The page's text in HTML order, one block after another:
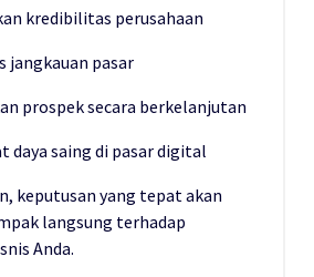
kredibilitas perusahaan
jangkauan pasar
prospek secara berkelanjutan
daya saing di pasar digital
keputusan yang tepat akan
langsung terhadap
Anda.